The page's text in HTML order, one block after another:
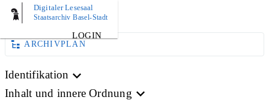
Digitaler Lesesaal
Staatsarchiv Basel-Stadt
LOGIN
BILD
ARCHIVPLAN
Identifikation
Inhalt und innere Ordnung